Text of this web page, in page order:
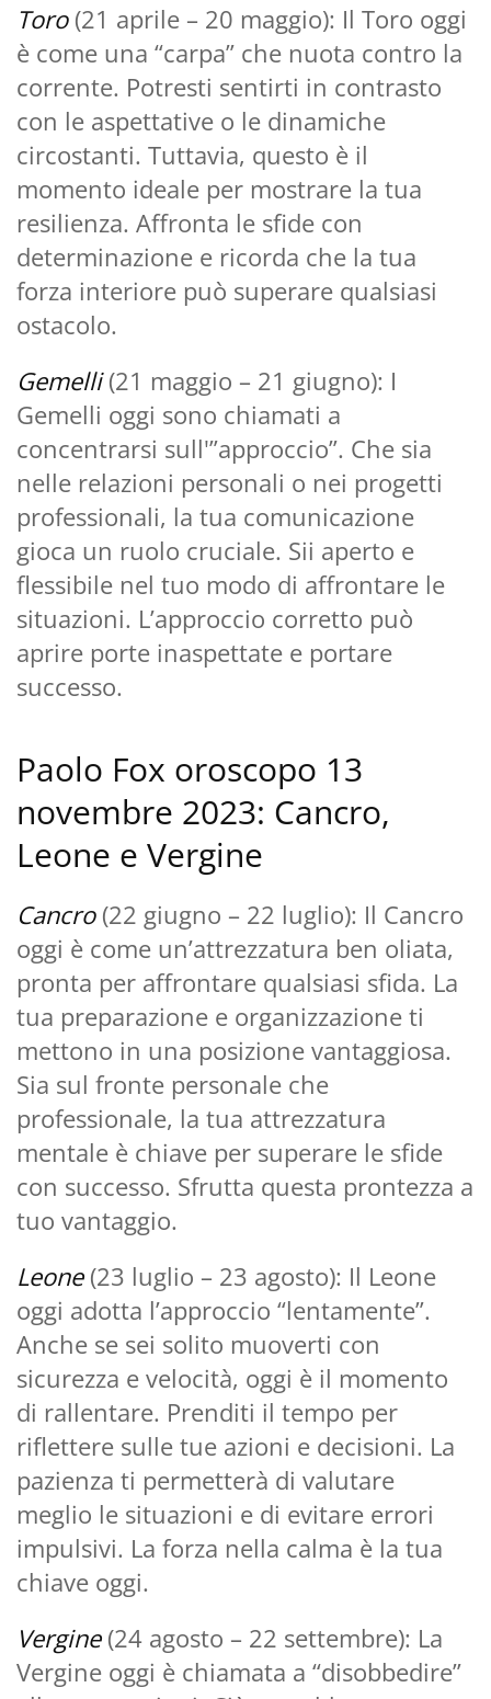
Toro(21 aprile – 20 maggio): Il Toro oggi
è come una “carpa” che nuota contro la
corrente. Potresti sentirti in contrasto
con le aspettative o le dinamiche
circostanti. Tuttavia, questo è il
momento ideale per mostrare la tua
resilienza. Affronta le sfide con
determinazione e ricorda che la tua
forza interiore può superare qualsiasi
ostacolo.
Gemelli(21 maggio – 21 giugno): I
Gemelli oggi sono chiamati a
concentrarsi sull'”approccio”. Che sia
nelle relazioni personali o nei progetti
professionali, la tua comunicazione
gioca un ruolo cruciale. Sii aperto e
flessibile nel tuo modo di affrontare le
situazioni. L’approccio corretto può
aprire porte inaspettate e portare
successo.
Paolo Fox oroscopo 13
novembre 2023: Cancro,
Leone e Vergine
Cancro(22 giugno – 22 luglio): Il Cancro
oggi è come un’attrezzatura ben oliata,
pronta per affrontare qualsiasi sfida. La
tua preparazione e organizzazione ti
mettono in una posizione vantaggiosa.
Sia sul fronte personale che
professionale, la tua attrezzatura
mentale è chiave per superare le sfide
con successo. Sfrutta questa prontezza a
tuo vantaggio.
Leone(23 luglio – 23 agosto): Il Leone
oggi adotta l’approccio “lentamente”.
Anche se sei solito muoverti con
sicurezza e velocità, oggi è il momento
di rallentare. Prenditi il ​​tempo per
riflettere sulle tue azioni e decisioni. La
pazienza ti permetterà di valutare
meglio le situazioni e di evitare errori
impulsivi. La forza nella calma è la tua
chiave oggi.
Vergine(24 agosto – 22 settembre): La
Vergine oggi è chiamata a “disobbedire”